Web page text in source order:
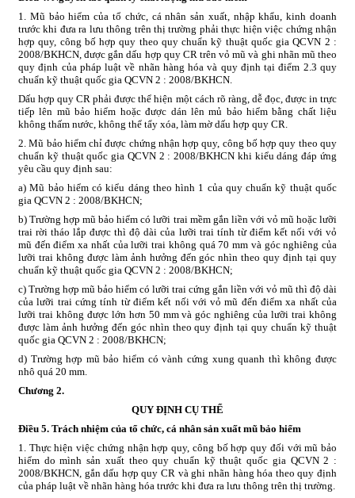
1. Mũ bảo hiểm của tổ chức, cá nhân sản xuất, nhập khẩu, kinh doanh
trước khi đưa ra lưu thông trên thị trường phải thực hiện việc chứng nhận
hợp quy, công bố hợp quy theo quy chuẩn kỹ thuật quốc gia QCVN 2 :
2008/BKHCN, được gắn dấu hợp quy CR trên vỏ mũ và ghi nhãn mũ theo
quy định của pháp luật về nhãn hàng hóa và quy định tại điểm 2.3 quy
chuẩn kỹ thuật quốc gia QCVN 2 : 2008/BKHCN.
Dấu hợp quy CR phải được thể hiện một cách rõ ràng, dễ đọc, được in trực
tiếp lên mũ bảo hiểm hoặc được dán lên mủ bảo hiểm bằng chất liệu
không thấm nước, không thể tẩy xóa, làm mờ dấu hợp quy CR.
2. Mũ bảo hiểm chỉ được chứng nhận hợp quy, công bố hợp quy theo quy
chuẩn kỹ thuật quốc gia QCVN 2 : 2008/BKHCN khi kiểu dáng đáp ứng
yêu cầu quy định sau:
a) Mũ bảo hiểm có kiểu dáng theo hình 1 của quy chuẩn kỹ thuật quốc
gia QCVN 2 : 2008/BKHCN;
b) Trường hợp mũ bảo hiểm có lưỡi trai mềm gắn liền với vỏ mũ hoặc lưỡi
trai rời tháo lắp được thì độ dài của lưỡi trai tính từ điểm kết nối với vỏ
mũ đến điểm xa nhất của lưỡi trai không quá 70 mm và góc nghiêng của
lưỡi trai không được làm ảnh hưởng đến góc nhìn theo quy định tại quy
chuẩn kỹ thuật quốc gia QCVN 2 : 2008/BKHCN;
c) Trường hợp mũ bảo hiểm có lưỡi trai cứng gắn liền với vỏ mũ thì độ dài
của lưỡi trai cứng tính từ điểm kết nối với vỏ mũ đến điểm xa nhất của
lưỡi trai không được lớn hơn 50 mm và góc nghiêng của lưỡi trai không
được làm ảnh hưởng đến góc nhìn theo quy định tại quy chuẩn kỹ thuật
quốc gia QCVN 2 : 2008/BKHCN;
d) Trường hợp mũ bảo hiểm có vành cứng xung quanh thì không được
nhô quá 20 mm.
Chương 2.
QUY ĐỊNH CỤ THỂ
Điều 5. Trách nhiệm của tổ chức, cá nhân sản xuất mũ bảo hiểm
1. Thực hiện việc chứng nhận hợp quy, công bố hợp quy đối với mũ bảo
hiểm do mình sản xuất theo quy chuẩn kỹ thuật quốc gia QCVN 2 :
2008/BKHCN, gắn dấu hợp quy CR và ghi nhãn hàng hóa theo quy định
của pháp luật về nhãn hàng hóa trước khi đưa ra lưu thông trên thị trường.